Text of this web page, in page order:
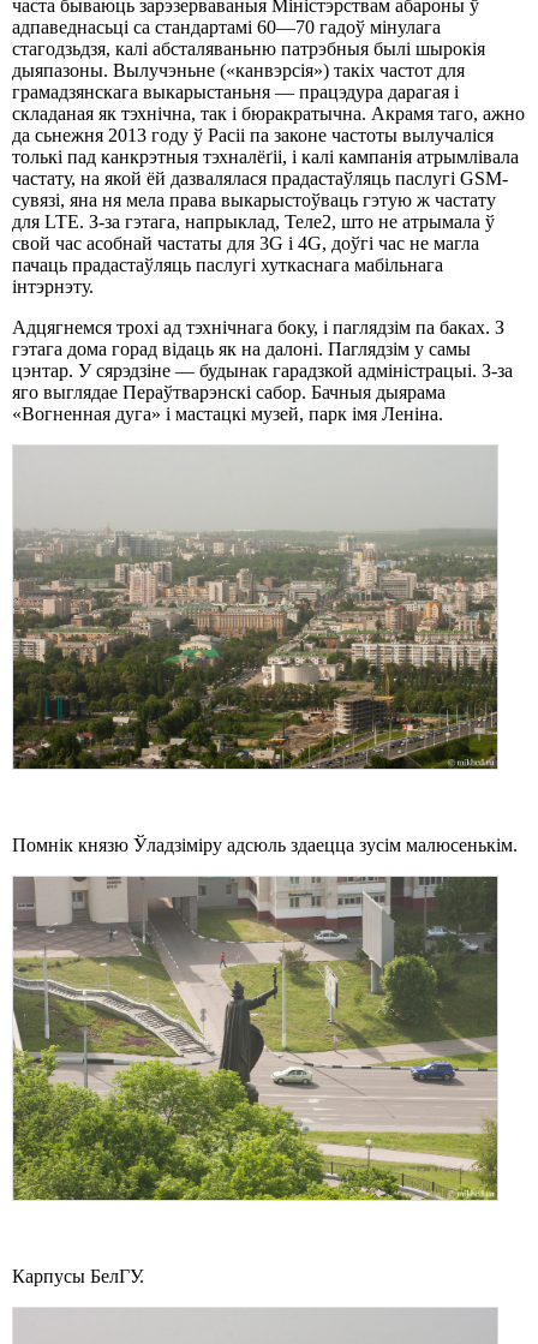
часта бываюць зарэзерваваныя Міністэрствам абароны ў
адпаведнасьці са стандартамі 60—70 гадоў мінулага
стагодзьдзя, калі абсталяваньню патрэбныя былі шырокія
дыяпазоны. Вылучэньне («канвэрсія») такіх частот для
грамадзянскага выкарыстаньня — працэдура дарагая і
складаная як тэхнічна, так і бюракратычна. Акрамя таго, ажно
да сьнежня 2013 году ў Расіі па законе частоты вылучаліся
толькі пад канкрэтныя тэхналёґіі, і калі кампанія атрымлівала
частату, на якой ёй дазвалялася прадастаўляць паслугі GSM-
сувязі, яна ня мела права выкарыстоўваць гэтую ж частату
для LTE. З-за гэтага, напрыклад, Теле2, што не атрымала ў
свой час асобнай частаты для 3G і 4G, доўгі час не магла
пачаць прадастаўляць паслугі хуткаснага мабільнага
інтэрнэту.
Адцягнемся трохі ад тэхнічнага боку, і паглядзім па баках. З
гэтага дома горад відаць як на далоні. Паглядзім у самы
цэнтар. У сярэдзіне — будынак гарадзкой адміністрацыі. З-за
яго выглядае Пераўтварэнскі сабор. Бачныя дыярама
«Вогненная дуга» і мастацкі музей, парк імя Леніна.
Помнік князю Ўладзіміру адсюль здаецца зусім малюсенькім.
Карпусы БелГУ.